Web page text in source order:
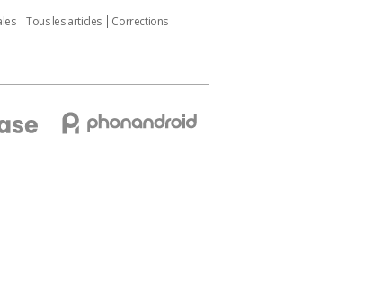
Tous les articles
Corrections